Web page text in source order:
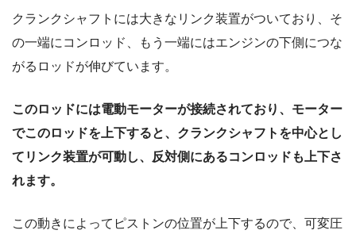
クランクシャフトには大きなリンク装置がついており、そ
の一端にコンロッド、もう一端にはエンジンの下側につな
がるロッドが伸びています。
このロッドには電動モーターが接続されており、モーター
でこのロッドを上下すると、クランクシャフトを中心とし
てリンク装置が可動し、反対側にあるコンロッドも上下さ
れます。
この動きによってピストンの位置が上下するので、可変圧